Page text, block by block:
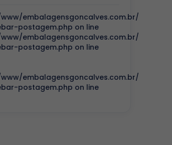
embalagensgoncalves.com.br/
postagem.php on line
embalagensgoncalves.com.br/
postagem.php on line
embalagensgoncalves.com.br/
postagem.php on line